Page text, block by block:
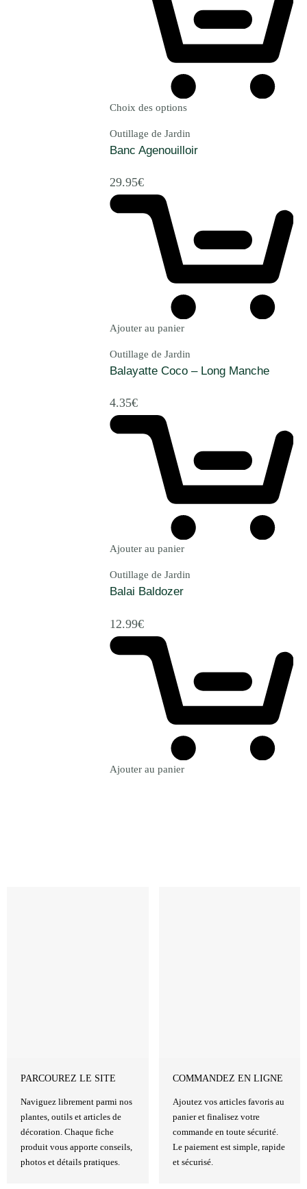
Choix des options
Outillage de Jardin
Banc Agenouilloir
29.95€
Ajouter au panier
Outillage de Jardin
Balayatte Coco – Long Manche
4.35€
Ajouter au panier
Outillage de Jardin
Balai Baldozer
12.99€
Ajouter au panier
PARCOUREZ LE SITE
Naviguez librement parmi nos
plantes, outils et articles de
décoration. Chaque fiche
produit vous apporte conseils,
photos et détails pratiques.
COMMANDEZ EN LIGNE
Ajoutez vos articles favoris au
panier et finalisez votre
commande en toute sécurité.
Le paiement est simple, rapide
et sécurisé.